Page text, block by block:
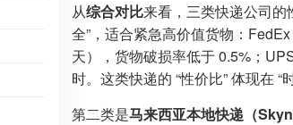
从综合对比来看，三类快递公司
全”，适合紧急高价值货物：
天），货物破损率低于 0.5%；
时。这类快递的 “性价比” 体现在 “
第二类是马来西亚本地快递（